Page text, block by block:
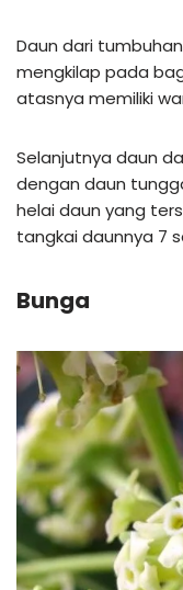
Daun dari
mengkilap pada
atasnya memiliki
Selanjutnya daun
dengan daun
helai daun yang
tangkai daunnya 7
Bunga